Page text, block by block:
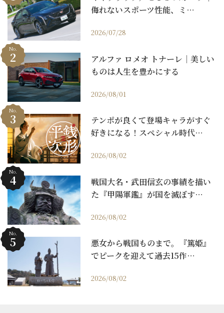
侮れないスポーツ性能、ミ…
2026/07/28
アルファ ロメオ トナーレ｜美しい
ものは人生を豊かにする
2026/08/01
No.
テンポが良くて登場キャラがすぐ
好きになる！スペシャル時代…
2026/08/02
No.
戦国大名・武田信玄の事績を描い
た『甲陽軍鑑』が国を滅ぼす…
2026/08/02
No.
悪女から戦国ものまで。『篤姫』
でピークを迎えて過去15作…
2026/08/02
No.